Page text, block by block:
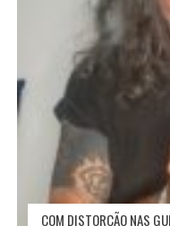
COM DISTORÇÃO NAS